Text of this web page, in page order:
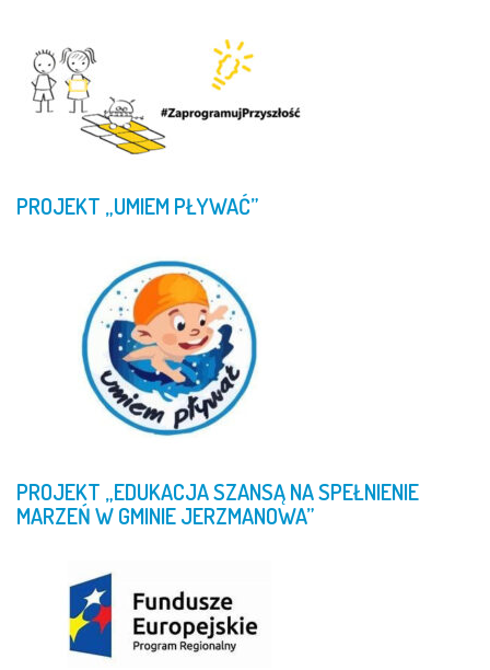
PROJEKT „UMIEMPŁYWAĆ”
PROJEKT „EDUKACJASZANSĄNASPEŁNIENIE
MARZEŃWGMINIEJERZMANOWA”